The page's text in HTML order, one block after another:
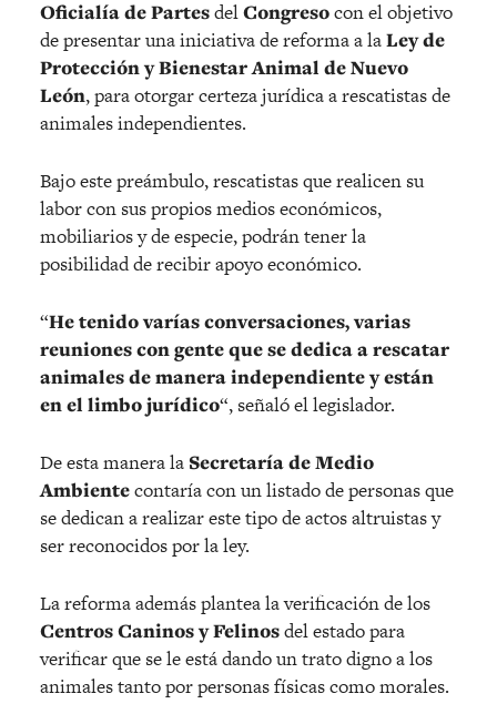
Oficialía de PartesdelCongresocon el objetivo
de presentar una iniciativa de reforma a laLey de
Protección y Bienestar Animal de Nuevo
León, para otorgar certeza jurídica a rescatistas de
animales independientes.
Bajo este preámbulo, rescatistas que realicen su
labor con sus propios medios económicos,
mobiliarios y de especie, podrán tener la
posibilidad de recibir apoyo económico.
“He tenido varías conversaciones, varias
reuniones con gente que se dedica a rescatar
animales de manera independiente y están
en el limbo jurídico“, señaló el legislador.
De esta manera la Secretaría de Medio
Ambientecontaría con un listado de personas que
se dedican a realizar este tipo de actos altruistas y
ser reconocidos por la ley.
La reforma además plantea la verificación de los
Centros Caninos y Felinosdel estado para
verificar que se le está dando un trato digno a los
animales tanto por personas físicas como morales.